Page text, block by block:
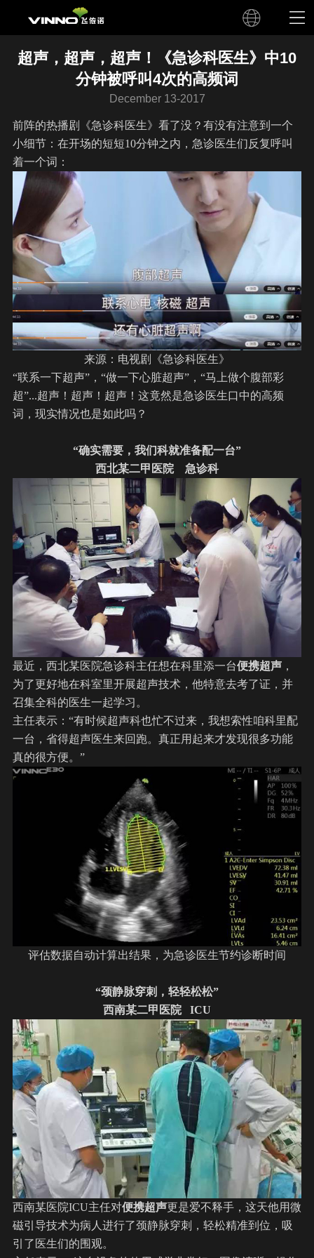
超声，超声，超声！《急诊科医生》中10
分钟被呼叫4次的高频词
December 13-2017
前阵的热播剧《急诊科医生》看了没？有没有注意到一个
小细节：在开场的短短10分钟之内，急诊医生们反复呼叫
着一个词：
来源：电视剧《急诊科医生》
“联系一下超声”，“做一下心脏超声”，“马上做个腹部彩
超”...超声！超声！超声！这竟然是急诊医生口中的高频
词，现实情况也是如此吗？
“确实需要，我们科就准备配一台”
西北某二甲医院 急诊科
最近，西北某医院急诊科主任想在科里添一台便携超声，
为了更好地在科室里开展超声技术，他特意去考了证，并
召集全科的医生一起学习。
主任表示：“有时候超声科也忙不过来，我想索性咱科里配
一台，省得超声医生来回跑。真正用起来才发现很多功能
真的很方便。”
评估数据自动计算出结果，为急诊医生节约诊断时间
“颈静脉穿刺，轻轻松松”
西南某二甲医院 ICU
西南某医院ICU主任对便携超声更是爱不释手，这天他用微
磁引导技术为病人进行了颈静脉穿刺，轻松精准到位，吸
引了医生们的围观。